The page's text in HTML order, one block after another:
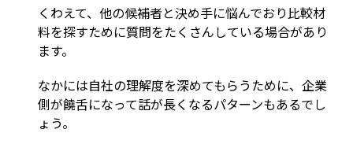
くわえて、他の候補者と決め手に悩んでおり比較材
料を探すために質問をたくさんしている場合があり
ます。
なかには自社の理解度を深めてもらうために、企業
側が饒舌になって話が長くなるパターンもあるでし
ょう。